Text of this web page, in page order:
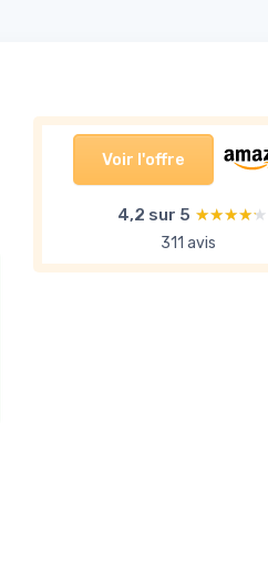
Voir l'offre
4,2 sur 5 ★★★★★
★★★★★
311 avis